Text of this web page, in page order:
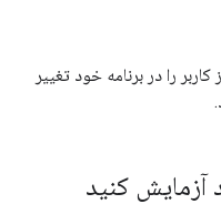
را در برنامه خود تغییر
کنید